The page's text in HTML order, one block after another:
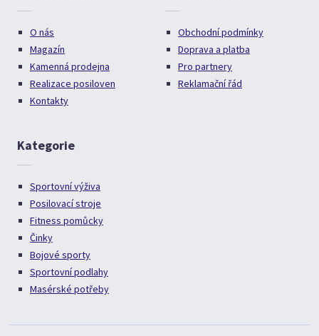
O nás
Magazín
Kamenná prodejna
Realizace posiloven
Kontakty
Obchodní podmínky
Doprava a platba
Pro partnery
Reklamační řád
Kategorie
Sportovní výživa
Posilovací stroje
Fitness pomůcky
Činky
Bojové sporty
Sportovní podlahy
Masérské potřeby